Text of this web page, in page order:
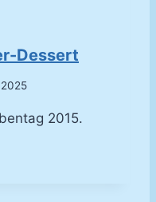
Dessert
2015.